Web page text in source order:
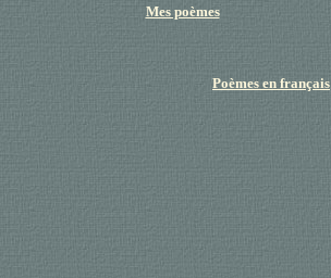
Mes poèmes
Poèmes en français